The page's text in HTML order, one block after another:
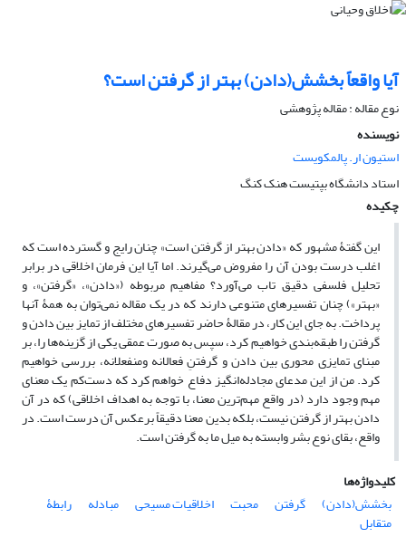
آیا واقعاً بخشش(دادن) بهتر از گرفتن است؟
نوع مقاله : مقاله پژوهشی
نویسنده
استیون ار. پالمکویست
استاد دانشگاه بپتیست هنک کنگ
چکیده
این گفتۀ مشهور که «دادن بهتر از گرفتن است» چنان رایج و گسترده است که
اغلب درست بودن آن را مفروض می‌گیرند. اما آیا این فرمان اخلاقی در برابر
تحلیل فلسفی دقیق تاب می‌آورد؟ مفاهیم مربوطه («دادن»، «گرفتن»، و
«بهتر») چنان تفسیرهای متنوعی دارند که در یک مقاله نمی‌توان به همۀ آنها
پرداخت. به جای این کار، در مقالۀ حاضر تفسیرهای مختلف از تمایز بین دادن و
گرفتن را طبقه‌بندی خواهیم کرد، سپس به صورت عمقی یکی از گزینه‌ها را، بر
مبنای تمایزی محوری بین دادن و گرفتنِ فعالانه ومنفعلانه، بررسی خواهیم
کرد. من از این مدعای مجادله‌انگیز دفاع خواهم کرد که دست‌کم یک معنای
مهم وجود دارد (در واقع مهم‌ترین معنا، با توجه به اهداف اخلاقی) که در آن
دادن بهتر از گرفتن نیست، بلکه بدین معنا دقیقاً برعکس آن درست است. در
واقع، بقای نوع بشر وابسته به میل ما به گرفتن است.
کلیدواژه‌ها
بخشش(دادن)
گرفتن محبت اخلاقیات مسیحی مبادله رابطۀ
متقابل